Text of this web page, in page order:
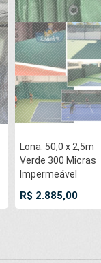
Lona: 50,0 x 2,5m
Verde 300 Micras
Impermeável
+ Ilhos cada 50cm
R$ 2.885,00